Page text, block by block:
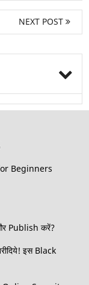
NEXT POST
Beginners
Publish करें?
इस Black